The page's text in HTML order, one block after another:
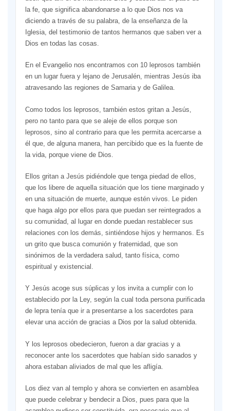
la fe, que significa abandonarse a lo que Dios nos va
diciendo a través de su palabra, de la enseñanza de la
Iglesia, del testimonio de tantos hermanos que saben ver a
Dios en todas las cosas.
En el Evangelio nos encontramos con 10 leprosos también
en un lugar fuera y lejano de Jerusalén, mientras Jesús iba
atravesando las regiones de Samaria y de Galilea.
Como todos los leprosos, también estos gritan a Jesús,
pero no tanto para que se aleje de ellos porque son
leprosos, sino al contrario para que les permita acercarse a
él que, de alguna manera, han percibido que es la fuente de
la vida, porque viene de Dios.
Ellos gritan a Jesús pidiéndole que tenga piedad de ellos,
que los libere de aquella situación que los tiene marginado y
en una situación de muerte, aunque estén vivos. Le piden
que haga algo por ellos para que puedan ser reintegrados a
su comunidad, al lugar en donde puedan restablecer sus
relaciones con los demás, sintiéndose hijos y hermanos. Es
un grito que busca comunión y fraternidad, que son
sinónimos de la verdadera salud, tanto física, como
espiritual y existencial.
Y Jesús acoge sus súplicas y los invita a cumplir con lo
establecido por la Ley, según la cual toda persona purificada
de lepra tenía que ir a presentarse a los sacerdotes para
elevar una acción de gracias a Dios por la salud obtenida.
Y los leprosos obedecieron, fueron a dar gracias y a
reconocer ante los sacerdotes que habían sido sanados y
ahora estaban aliviados de mal que les afligía.
Los diez van al templo y ahora se convierten en asamblea
que puede celebrar y bendecir a Dios, pues para que la